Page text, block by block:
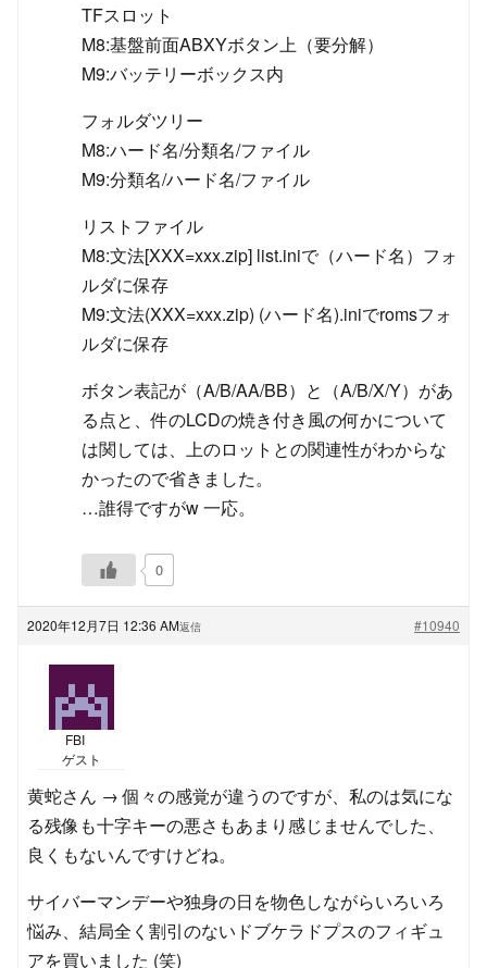
TFスロット
M8:基盤前面ABXYボタン上（要分解）
M9:バッテリーボックス内
フォルダツリー
M8:ハード名/分類名/ファイル
M9:分類名/ハード名/ファイル
リストファイル
M8:文法[XXX=xxx.zip] list.iniで（ハード名）フォ
ルダに保存
M9:文法(XXX=xxx.zip) (ハード名).iniでromsフォ
ルダに保存
ボタン表記が（A/B/AA/BB）と（A/B/X/Y）があ
る点と、件のLCDの焼き付き風の何かについて
は関しては、上のロットとの関連性がわからな
かったので省きました。
…誰得ですがw 一応。
0
2020年12月7日 12:36 AM #10940
返信
FBI
ゲスト
黄蛇さん → 個々の感覚が違うのですが、私のは気にな
る残像も十字キーの悪さもあまり感じませんでした、
良くもないんですけどね。
サイバーマンデーや独身の日を物色しながらいろいろ
悩み、結局全く割引のないドブケラドプスのフィギュ
アを買いました (笑)